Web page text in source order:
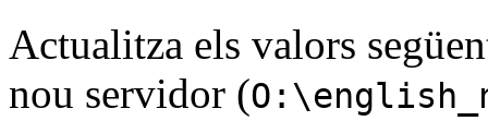
Actualitza els valors
nou servidor (